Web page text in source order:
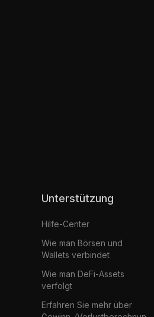
Unterstützung
Hilfe-Center
Wie man Börsen und
Wallets verbindet
Wie man DeFi-Assets
verfolgt
Erfahren Sie mehr über